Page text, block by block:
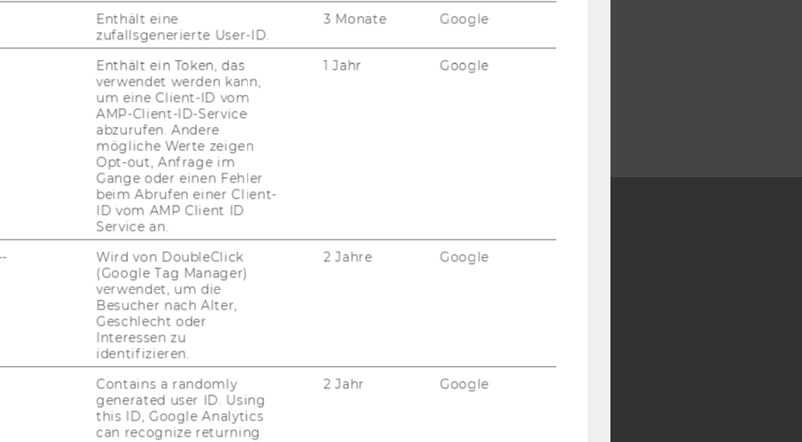
KARRIERENETZWERKE AN DER
NewsletterBluesky
WEBSEITE
MEDIA
ACCREDITED BY:
Enthält eine
zufallsgenerierte User-ID.
3 Monate Google
Enthält ein Token, das
verwendet werden kann,
um eine Client-ID vom
AMP-Client-ID-Service
abzurufen. Andere
mögliche Werte zeigen
Opt-out, Anfrage im
Gange oder einen Fehler
beim Abrufen einer Client-
ID vom AMP Client ID
Service an.
1 Jahr Google
Wird von DoubleClick
(Google Tag Manager)
verwendet, um die
Besucher nach Alter,
Geschlecht oder
Interessen zu
identifizieren.
2 Jahre Google
Contains a randomly
generated user ID. Using
this ID, Google Analytics
can recognize returning
2 Jahr Google